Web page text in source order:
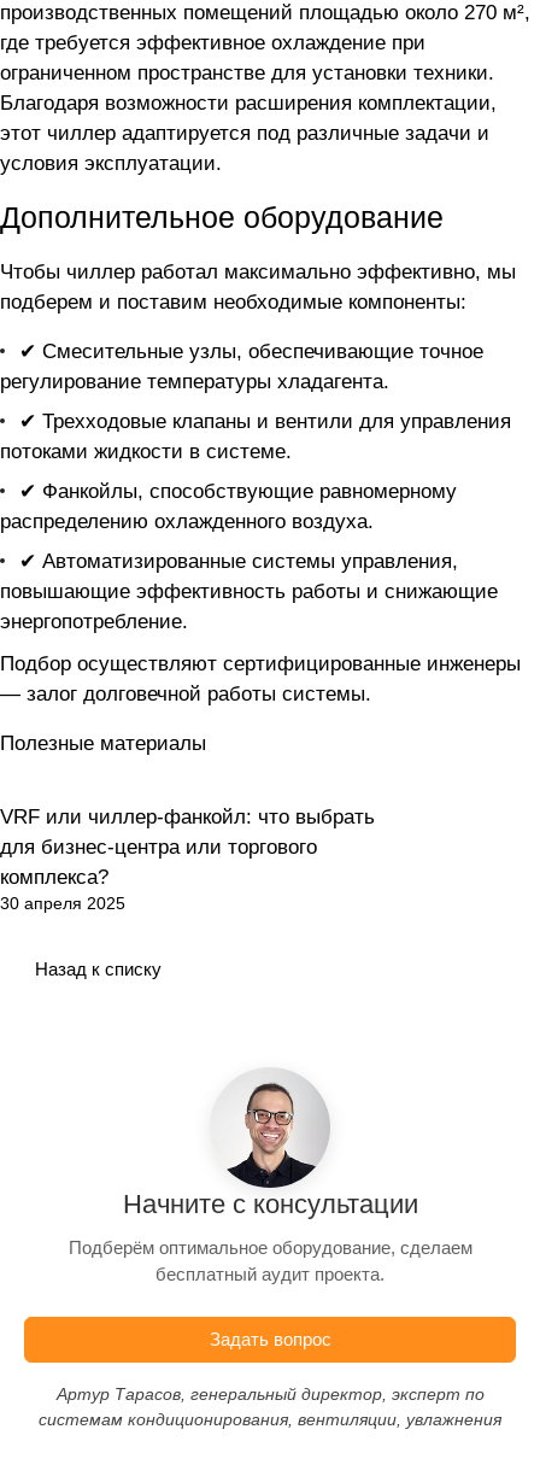
производственных помещений площадью около 270 м²,
где требуется эффективное охлаждение при
ограниченном пространстве для установки техники.
Благодаря возможности расширения комплектации,
этот чиллер адаптируется под различные задачи и
условия эксплуатации.
Дополнительное оборудование
Чтобы чиллер работал максимально эффективно, мы
подберем и поставим необходимые компоненты:
✔ Смесительные узлы, обеспечивающие точное
регулирование температуры хладагента.
✔ Трехходовые клапаны и вентили для управления
потоками жидкости в системе.
✔ Фанкойлы, способствующие равномерному
распределению охлажденного воздуха.
✔ Автоматизированные системы управления,
повышающие эффективность работы и снижающие
энергопотребление.
Подбор осуществляют сертифицированные инженеры
— залог долговечной работы системы.
Полезные материалы
Как выбрать?
VRF или чиллер-фанкойл: что выбрать
для бизнес-центра или торгового
комплекса?
30 апреля 2025
Назад к списку
Начните с консультации
Подберём оптимальное оборудование, сделаем
бесплатный аудит проекта.
Задать вопрос
Артур Тарасов, генеральный директор, эксперт по
системам кондиционирования, вентиляции, увлажнения